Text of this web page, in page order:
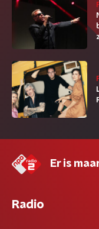
Er is
Radio